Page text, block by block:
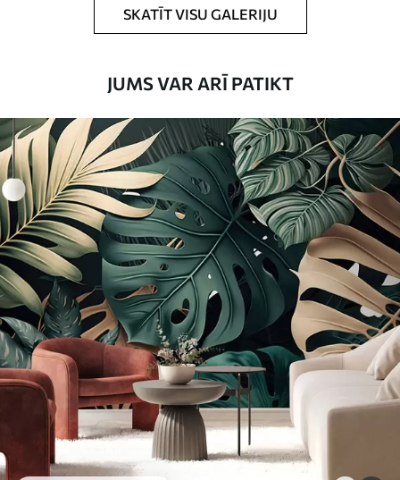
Tapetes var viegli notīrīt ar mīkstu sūkli.
Tapetes ar lakas pārklājumu var tīrīt ar
Viengabala lietojums
Pieejamie materiāli
Standarts
45.0027.00 €/m²
Premium
56.67 34.00€ /m²
Premium vinils
65.00 39.00€/m²
81.6548.99€/m²
SKATĪT VISU GALERIJU
JUMS VAR ARĪ PATIKT